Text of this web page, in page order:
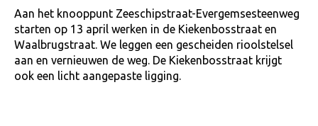
Aan het knooppunt Zeeschipstraat-Evergemsesteenweg
starten op 13 april werken in de Kiekenbosstraat en
Waalbrugstraat. We leggen een gescheiden rioolstelsel
aan en vernieuwen de weg. De Kiekenbosstraat krijgt
ook een licht aangepaste ligging.